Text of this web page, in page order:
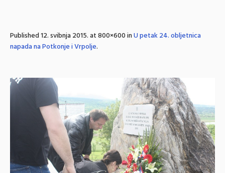
Published12. svibnja 2015.at 800×600 inU petak 24. obljetnica
napada na Potkonje i Vrpolje.